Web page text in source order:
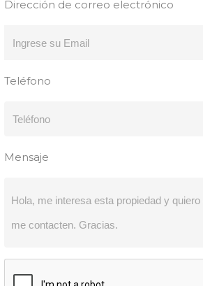
Dirección de correo electrónico
Teléfono
Mensaje